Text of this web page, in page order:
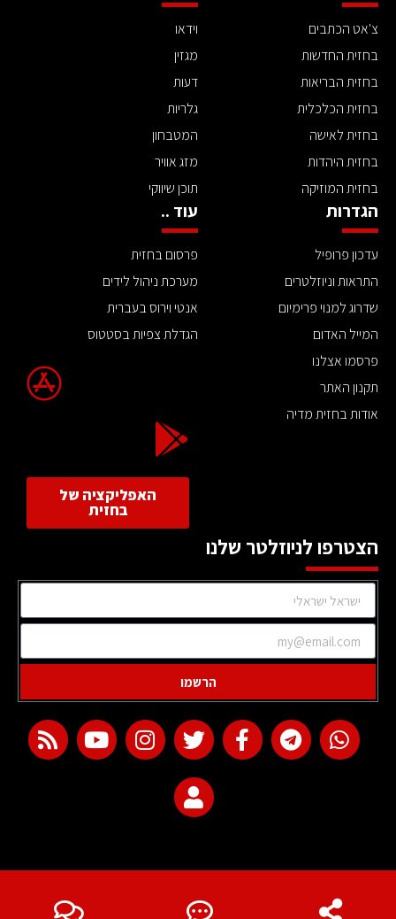
צ'אט הכתבים
בחזית החדשות
בחזית הבריאות
בחזית הכלכלית
בחזית לאישה
בחזית היהדות
בחזית המוזיקה
וידאו
מגזין
דעות
גלריות
המטבחון
מזג אוויר
תוכן שיווקי
הגדרות
עדכון פרופיל
התראות וניוזלטרים
שדרוג למנוי פרימיום
המייל האדום
פרסמו אצלנו
תקנון האתר
אודות בחזית מדיה
עוד ..
פרסום בחזית
מערכת ניהול לידים
אנטי וירוס בעברית
הגדלת צפיות בסטטוס
האפליקציה של
בחזית
הצטרפו לניוזלטר שלנו
הרשמו